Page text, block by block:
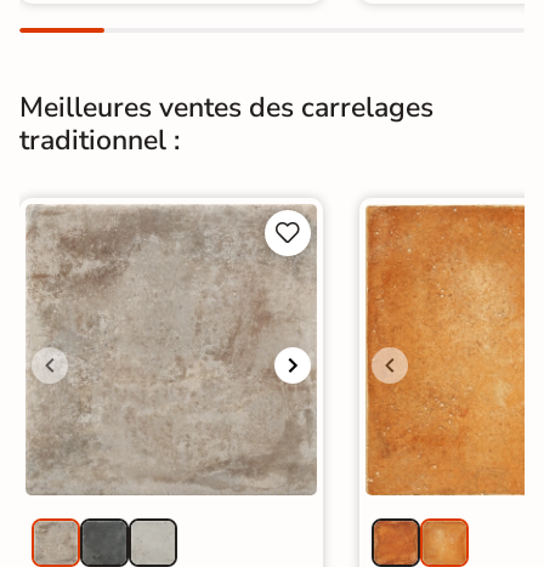
Support Chape Ancien carrelage
Origine Espagne
Catégories
Carrelage terre cuite et tomette|
Carrelage grand format et XXL|
Carrelage salle de bain grand
format
| Carrelage 120x120|
Carrelage Terracotta |
Carrelage sol cuisine|
Carrelage salon moderne |
Carrelage Chambre
Carrelage WC
Meilleures ventes des carrelages
traditionnel :

